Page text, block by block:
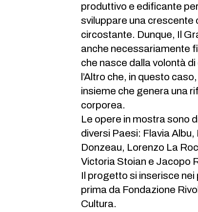
produttivo e edificante
sviluppare una
circostante. Dunque, Il
anche necessariamente
che nasce dalla volontà
l’Altro che, in questo
insieme che genera una
corporea.
Le opere in mostra sono
diversi Paesi: Flavia
Donzeau, Lorenzo La
Victoria Stoian e Jacopo
Il progetto si inserisce
prima da Fondazione
Cultura.